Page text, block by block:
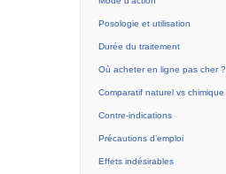
Posologie et utilisation
Durée du traitement
Où acheter en ligne pas cher ?
Comparatif naturel vs chimique
Contre-indications
Précautions d’emploi
Effets indésirables